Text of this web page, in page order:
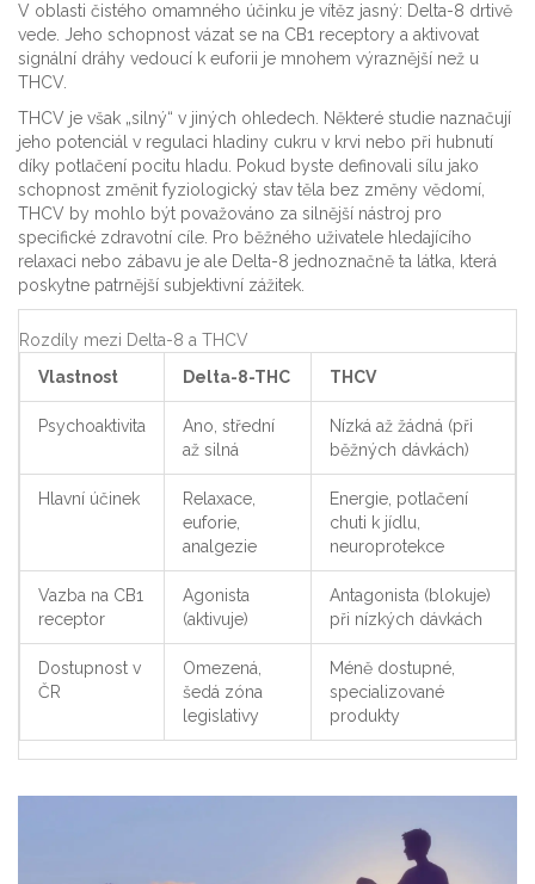
V oblasti čistého omamného účinku je vítěz jasný: Delta-8 drtivě
vede. Jeho schopnost vázat se na CB1 receptory a aktivovat
signální dráhy vedoucí k euforii je mnohem výraznější než u
THCV.
THCV je však „silný“ v jiných ohledech. Některé studie naznačují
jeho potenciál v regulaci hladiny cukru v krvi nebo při hubnutí
díky potlačení pocitu hladu. Pokud byste definovali sílu jako
schopnost změnit fyziologický stav těla bez změny vědomí,
THCV by mohlo být považováno za silnější nástroj pro
specifické zdravotní cíle. Pro běžného uživatele hledajícího
relaxaci nebo zábavu je ale Delta-8 jednoznačně ta látka, která
poskytne patrnější subjektivní zážitek.
Rozdíly mezi Delta-8 a THCV
Vlastnost
Delta-8-THC THCV
Psychoaktivita
Ano, střední
až silná
Nízká až žádná (při
běžných dávkách)
Hlavní účinek
Relaxace,
euforie,
analgezie
Energie, potlačení
chuti k jídlu,
neuroprotekce
Vazba na CB1
receptor
Agonista
(aktivuje)
Antagonista (blokuje)
při nízkých dávkách
Dostupnost v
ČR
Omezená,
šedá zóna
legislativy
Méně dostupné,
specializované
produkty